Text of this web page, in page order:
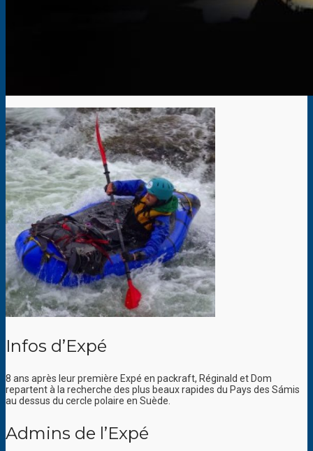
Infos d’Expé
8 ans après leur première Expé en packraft, Réginald et Dom
repartent à la recherche des plus beaux rapides du Pays des Sámis
au dessus du cercle polaire en Suède.
Admins de l’Expé